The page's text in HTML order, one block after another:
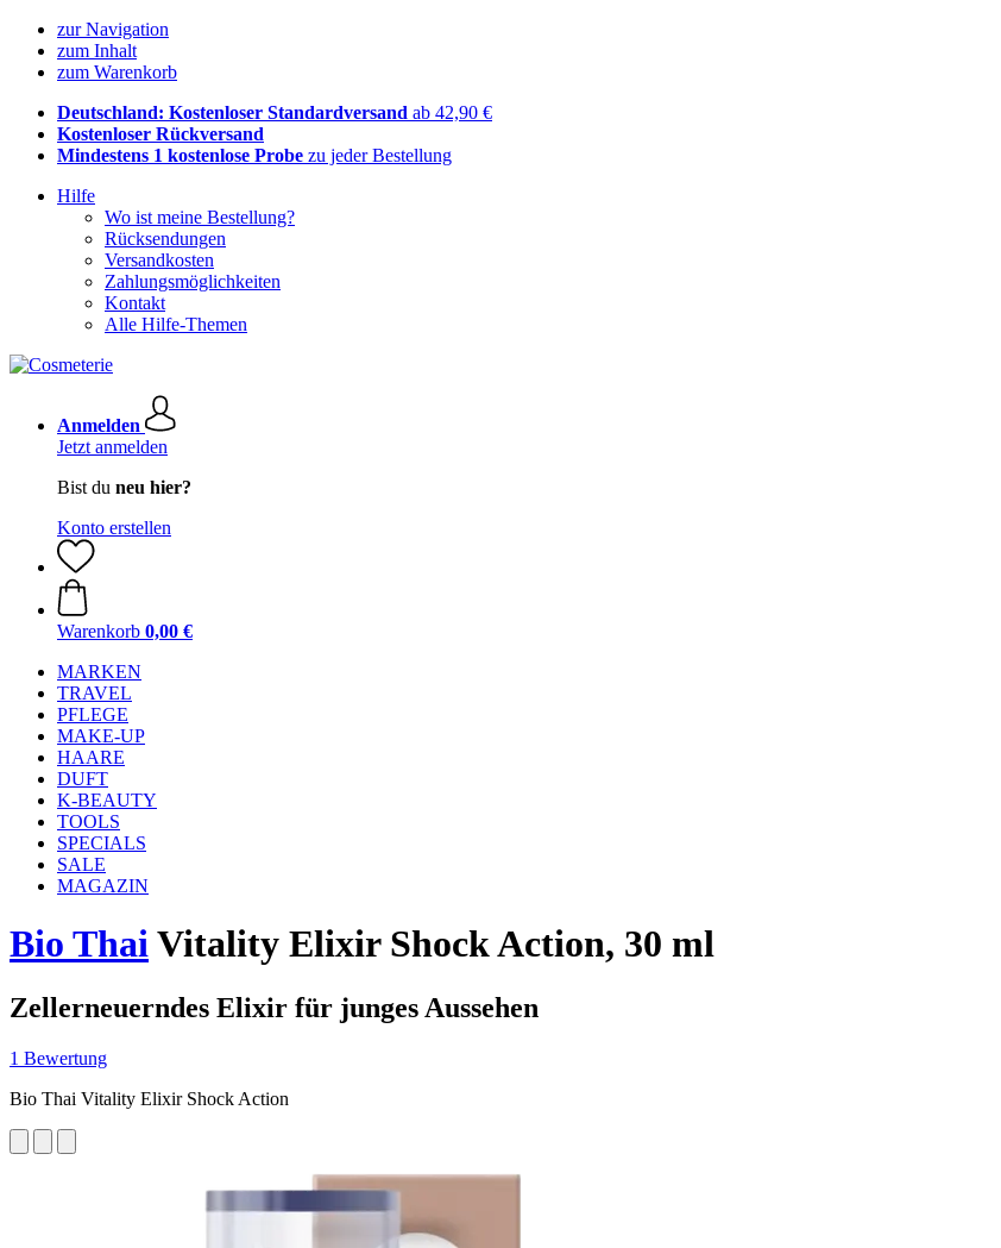
zur Navigation
zum Inhalt
zum Warenkorb
Deutschland: Kostenloser Standardversand ab 42,90 €
Kostenloser Rückversand
Mindestens 1 kostenlose Probe zu jeder Bestellung
Hilfe
Wo ist meine Bestellung?
Rücksendungen
Versandkosten
Zahlungsmöglichkeiten
Kontakt
Alle Hilfe-Themen
Anmelden
Jetzt anmelden
Bist du neu hier?
Konto erstellen
Warenkorb 0,00 €
MARKEN
TRAVEL
PFLEGE
MAKE-UP
HAARE
DUFT
K-BEAUTY
TOOLS
SPECIALS
SALE
MAGAZIN
Bio ThaiVitality Elixir Shock Action, 30 ml
Zellerneuerndes Elixir für junges Aussehen
1 Bewertung
Bio Thai Vitality Elixir Shock Action